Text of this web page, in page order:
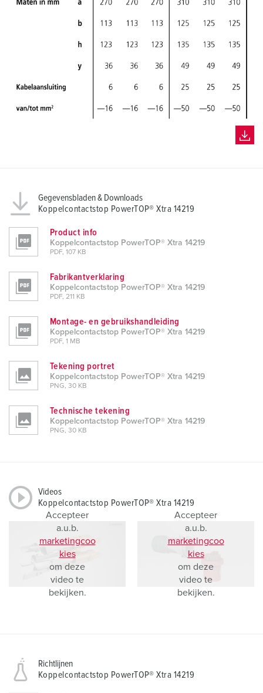
h
Gegevensbladen & Downloads
Koppelcontactstop PowerTOP® Xtra 14219
Product info
Koppelcontactstop PowerTOP® Xtra 14219
PDF, 107 KB
Fabrikantverklaring
Koppelcontactstop PowerTOP® Xtra 14219
PDF, 211 KB
Montage- en gebruikshandleiding
Koppelcontactstop PowerTOP® Xtra 14219
PDF, 1 MB
Tekening portret
Koppelcontactstop PowerTOP® Xtra 14219
PNG, 30 KB
Technische tekening
Koppelcontactstop PowerTOP® Xtra 14219
PNG, 30 KB
Videos
Koppelcontactstop PowerTOP® Xtra 14219
Accepteer
a.u.b.
marketingcoo
kies
om deze
video te
bekijken.
Accepteer
a.u.b.
marketingcoo
kies
om deze
video te
bekijken.
Richtlijnen
Koppelcontactstop PowerTOP® Xtra 14219